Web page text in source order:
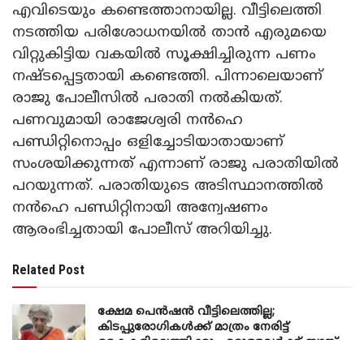
എവിടെയും കണ്ടെത്താനായില്ല. വീട്ടിലെത്തി
നടത്തിയ പരിശോധനയിൽ താൻ എരുമയെ
വിറ്റുകിട്ടിയ വകയിൽ സൂക്ഷിച്ചിരുന്ന പണം
നഷ്ടപ്പെട്ടതായി കണ്ടെത്തി. പിന്നാലെയാണ്
രാജു പോലീസിൽ പരാതി നൽകിയത്.
പണവുമായി രാജേശ്വരി നൻഹെ
പണ്ഡിറ്റിനൊപ്പം ഒളിച്ചോടിയാതായാണ്
സംശയിക്കുന്നത് എന്നാണ് രാജു പരാതിയിൽ
പറയുന്നത്. പരാതിയുടെ അടിസ്ഥാനത്തിൽ
നൻഹെ പണ്ഡിറ്റിനായി അന്വേഷണം
ആരംഭിച്ചതായി പോലീസ് അറിയിച്ചു.
Related Post
ക്ഷേമ പെൻഷൻ വീട്ടിലെത്തില്ല;
കിടപ്പുരോഗികൾക്ക് മാത്രം നേരിട്ട്